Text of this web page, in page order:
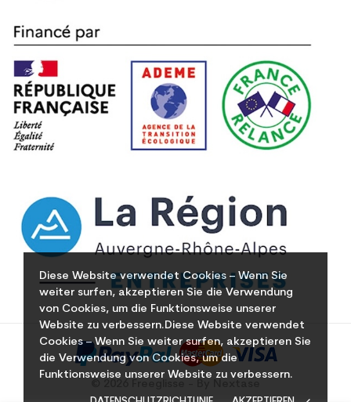
Diese Website verwendet Cookies – Wenn Sie
weiter surfen, akzeptieren Sie die Verwendung
von Cookies, um die Funktionsweise unserer
Website zu verbessern.Diese Website verwendet
Cookies – Wenn Sie weiter surfen, akzeptieren Sie
die Verwendung von Cookies, um die
Funktionsweise unserer Website zu verbessern.